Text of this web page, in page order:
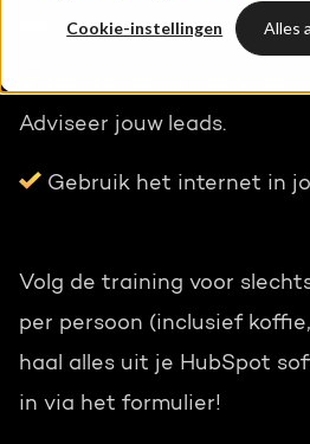
Cookie-instellingen Alles
van Sales.
Adviseer jouw leads.
Gebruik het internet in
Volg de training voor
per persoon (inclusief
haal alles uit je HubSpot
in via het formulier!